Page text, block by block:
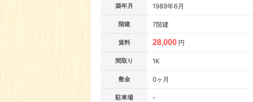
築年月 1989年6月
階建 7階建
賃料 28,000 円
間取り 1K
敷金 0ヶ月
駐車場 -